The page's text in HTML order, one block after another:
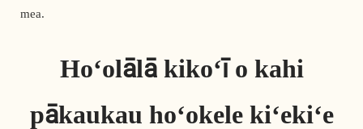
mea.
Hoʻolālā kikoʻī o kahi
pākaukau hoʻokele kiʻekiʻe